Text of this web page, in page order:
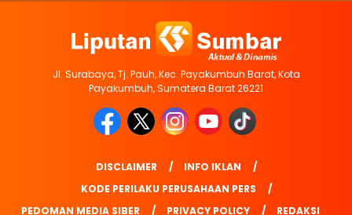
Jl. Surabaya, Tj. Pauh, Kec. Payakumbuh Barat, Kota
Payakumbuh, Sumatera Barat 26221
DISCLAIMER
INFO IKLAN
KODE PERILAKU PERUSAHAAN PERS
PEDOMAN MEDIA SIBER
PRIVACY POLICY REDAKSI